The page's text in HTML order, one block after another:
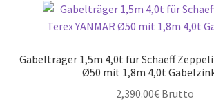
Gabelträger 1,5m 4,0t für Schaeff
Ø50 mit 1,8m 4,0t
2,390.00€Brutto